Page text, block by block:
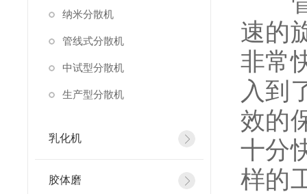
纳米分散机
管线式分散机
中试型分散机
生产型分散机
乳化机
胶体磨
速的
非常
入到
效的
十分
样的